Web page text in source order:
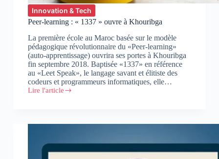
Innovation & Tech
Peer-learning : « 1337 » ouvre à Khouribga
La première école au Maroc basée sur le modèle
pédagogique révolutionnaire du «Peer-learning»
(auto-apprentissage) ouvrira ses portes à Khouribga
fin septembre 2018. Baptisée «1337» en référence
au «Leet Speak», le langage savant et élitiste des
codeurs et programmeurs informatiques, elle…
Lire l'article
Peer-
Khouribga